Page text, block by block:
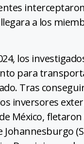
a los
los
para
Tras
inversores
México,
Johannesburgo